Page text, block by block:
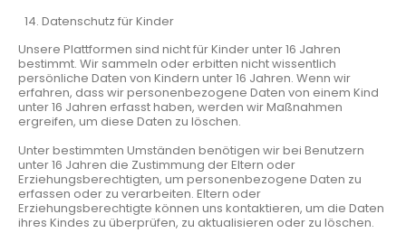
Datenschutz für Kinder
Unsere Plattformen sind nicht für Kinder unter 16 Jahren
bestimmt. Wir sammeln oder erbitten nicht wissentlich
persönliche Daten von Kindern unter 16 Jahren. Wenn wir
erfahren, dass wir personenbezogene Daten von einem Kind
unter 16 Jahren erfasst haben, werden wir Maßnahmen
ergreifen, um diese Daten zu löschen.
Unter bestimmten Umständen benötigen wir bei Benutzern
unter 16 Jahren die Zustimmung der Eltern oder
Erziehungsberechtigten, um personenbezogene Daten zu
erfassen oder zu verarbeiten. Eltern oder
Erziehungsberechtigte können uns kontaktieren, um die Daten
ihres Kindes zu überprüfen, zu aktualisieren oder zu löschen.